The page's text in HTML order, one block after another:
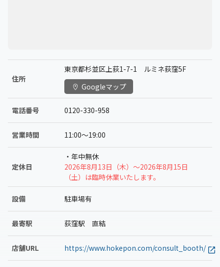
住所
東京都杉並区上荻1-7-1 ルミネ荻窪5F
Googleマップ
電話番号 0120-330-958
営業時間 11:00〜19:00
定休日
・年中無休
2026年8月13日（木）～2026年8月15日
（土）は臨時休業いたします。
設備 駐車場有
最寄駅 荻窪駅 直結
店舗URL https://www.hokepon.com/consult_booth/